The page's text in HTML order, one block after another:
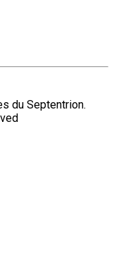
du Septentrion.